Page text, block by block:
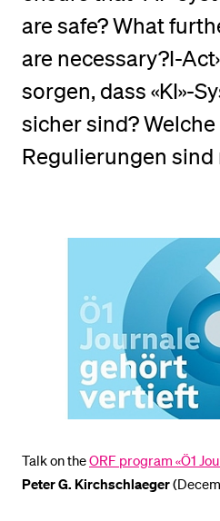
are safe? What
are necessary?I-
sorgen, dass «KI»-
sicher sind?
Regulierungen
Talk on theORF program «Ö1
Peter G. Kirchschlaeger
Sports programme
Menu Canteen
Application and Admission